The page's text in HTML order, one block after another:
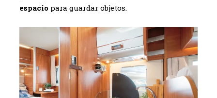
espacio para guardar objetos.